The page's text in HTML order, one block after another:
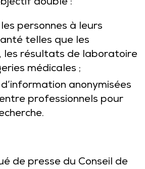
double :
les personnes à leurs
telles que les
les résultats de laboratoire
médicales ;
anonymisées
professionnels pour
de presse du Conseil de